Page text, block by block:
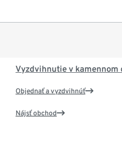
Vyzdvihnutie v kamennom
Objednať a vyzdvihnúť
Nájsť obchod